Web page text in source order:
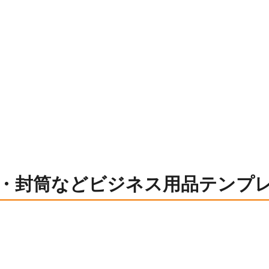
封筒などビジネス用品テンプ